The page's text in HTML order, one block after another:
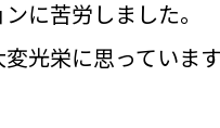
に苦労しました。
光栄に思っています